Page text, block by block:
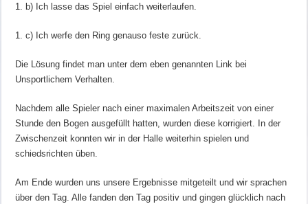
b) Ich lasse das Spiel einfach weiterlaufen.
c) Ich werfe den Ring genauso feste zurück.
Die Lösung findet man unter dem eben genannten Link bei
Unsportlichem Verhalten.
Nachdem alle Spieler nach einer maximalen Arbeitszeit von einer
Stunde den Bogen ausgefüllt hatten, wurden diese korrigiert. In der
Zwischenzeit konnten wir in der Halle weiterhin spielen und
schiedsrichten üben.
Am Ende wurden uns unsere Ergebnisse mitgeteilt und wir sprachen
über den Tag. Alle fanden den Tag positiv und gingen glücklich nach